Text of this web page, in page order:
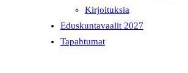
Kirjoituksia
Eduskuntavaalit 2027
Tapahtumat